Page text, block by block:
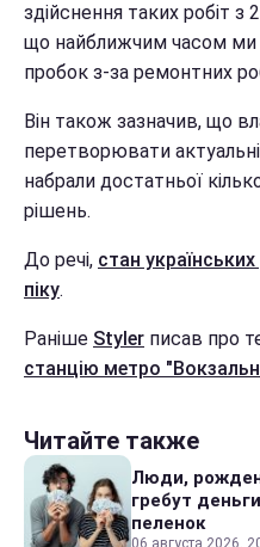
здійснення таких робіт з
що найближчим часом ми
пробок з-за ремонтних
Він також зазначив, що
перетворювати
набрали достатньої
рішень.
До речі, стан
піку.
Раніше Styler писав про
станцію метро
Читайте также
Люди,
гребут
пеленок
06 августа 2026,